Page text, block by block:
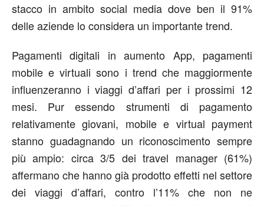
stacco in ambito social media dove ben il 91%
delle aziende lo considera un importante trend.
Pagamenti digitali in aumento App, pagamenti
mobile e virtuali sono i trend che maggiormente
influenzeranno i viaggi d’affari per i prossimi 12
mesi. Pur essendo strumenti di pagamento
relativamente giovani, mobile e virtual payment
stanno guadagnando un riconoscimento sempre
più ampio: circa 3/5 dei travel manager (61%)
affermano che hanno già prodotto effetti nel settore
dei viaggi d’affari, contro l’11% che non ne